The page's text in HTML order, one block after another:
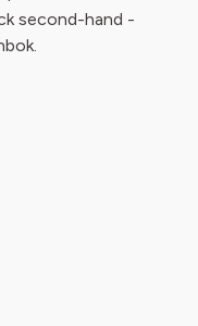
second-hand -